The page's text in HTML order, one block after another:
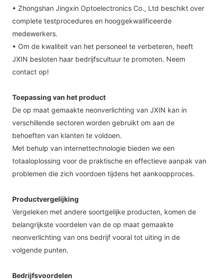
• Zhongshan Jingxin Optoelectronics Co., Ltd beschikt over
complete testprocedures en hooggekwalificeerde
medewerkers.
• Om de kwaliteit van het personeel te verbeteren, heeft
JXIN besloten haar bedrijfscultuur te promoten. Neem
contact op!
Toepassing van het product
De op maat gemaakte neonverlichting van JXIN kan in
verschillende sectoren worden gebruikt om aan de
behoeften van klanten te voldoen.
Met behulp van internettechnologie bieden we een
totaaloplossing voor de praktische en effectieve aanpak van
problemen die zich voordoen tijdens het aankoopproces.
Productvergelijking
Vergeleken met andere soortgelijke producten, komen de
belangrijkste voordelen van de op maat gemaakte
neonverlichting van ons bedrijf vooral tot uiting in de
volgende punten.
Bedrijfsvoordelen